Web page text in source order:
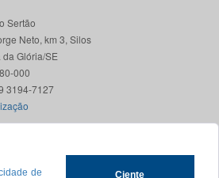
de Ciente
Sertão
Neto, km 3, Silos
Glória/SE
000
Contato +55 79 3194-7127